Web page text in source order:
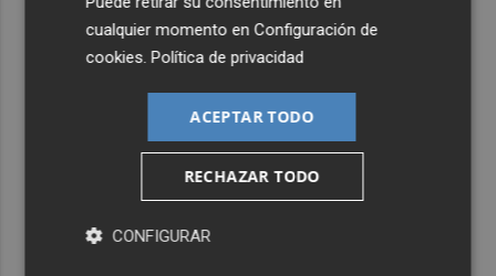
cualquier momento enConfiguración de
cookies.Política de privacidad
ACEPTAR TODO
RECHAZAR TODO
CONFIGURAR